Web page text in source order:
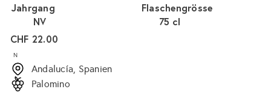
Flaschengrösse
75 cl
Jahrgang
NV
Normaler
Preis
CHF 22.00
N
Andalucía, Spanien
Palomino